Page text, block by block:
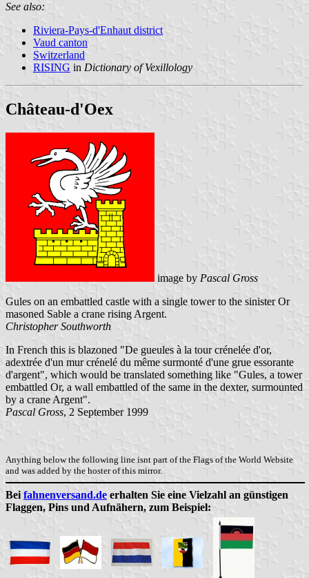
See also:
Riviera-Pays-d'Enhaut district
Vaud canton
Switzerland
RISING in Dictionary of Vexillology
Château-d'Oex
image by Pascal Gross
Gules on an embattled castle with a single tower to the sinister Or
masoned Sable a crane rising Argent.
Christopher Southworth
In French this is blazoned "De gueules à la tour crénelée d'or,
adextrée d'un mur crénelé du même surmonté d'une grue essorante
d'argent", which would be translated something like "Gules, a tower
embattled Or, a wall embattled of the same in the dexter, surmounted
by a crane Argent".
Pascal Gross, 2 September 1999
Anything below the following line isnt part of the Flags of the World Website
and was added by the hoster of this mirror.
Bei fahnenversand.de erhalten Sie eine Vielzahl an günstigen
Flaggen, Pins und Aufnähern, zum Beispiel: